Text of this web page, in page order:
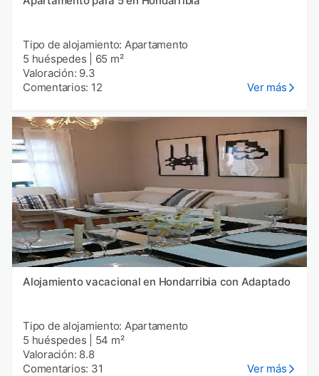
Tipo de alojamiento: Apartamento
5 huéspedes
65 m²
Valoración: 9.3
Comentarios: 12
Ver más
Alojamiento vacacional en Hondarribia con Adaptado
Tipo de alojamiento: Apartamento
5 huéspedes
54 m²
Valoración: 8.8
Comentarios: 31
Ver más